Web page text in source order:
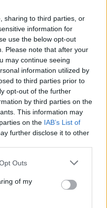
sharing to third parties, or
information for
use the below opt-out
Please note that after your
may continue seeing
information utilized by
to third parties prior to
opt-out of the further
by third parties on the
This information may
on the IAB’s List of
further disclose it to other
uses one or more Google
You may click to
and its third-party tags to
purposes in below Google
Outs
of my
πορτοκαλιού!
μαζί για να φτιάξετε
με λίγες θερμίδες,